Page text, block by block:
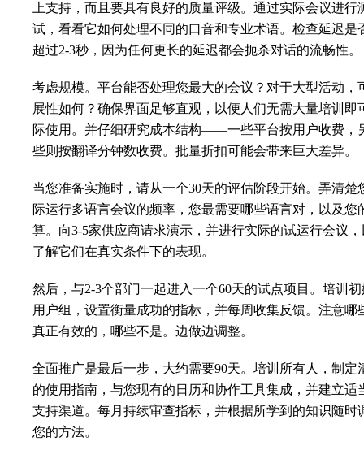
上支持，而且要具有良好的质量评级。通过实际会议进行
试，看看它如何处理不同的口音和专业术语。检查延迟是
超过2-3秒，因为任何更长的延迟都会扼杀对话的流畅性。
考虑规模。平台能否处理您最大的会议？对于大型活动，
展性如何？确保界面足够直观，以便人们无需大量培训即
际使用。并仔细研究成本结构——一些平台按用户收费，
些则按翻译分钟数收费。批量折扣可能会带来巨大差异。
当您准备实施时，请从一个30天的评估阶段开始。弄清楚
际运行多语言会议的频率，您最需要哪些语言对，以及您
算。向3-5家供应商请求演示，并进行实际的试运行会议，
了解它们在真实条件下的表现。
然后，与2-3个部门一起进入一个60天的试点项目。培训初
用户组，设置衡量成功的指标，并每周收集反馈。注意哪
真正有效的，哪些不是。边做边调整。
全面推广是最后一步，大约需要90天。培训所有人，制定
的使用指南，与您现有的日历和协作工具集成，并建立适
支持渠道。每月持续审查指标，并根据所学到的知识随时
您的方法。